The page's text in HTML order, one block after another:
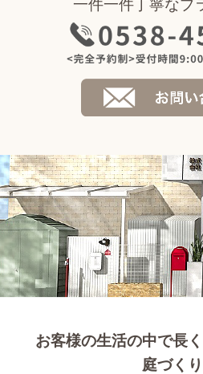
一件一件丁寧なプ
お客様の生活の中で長
庭づくり